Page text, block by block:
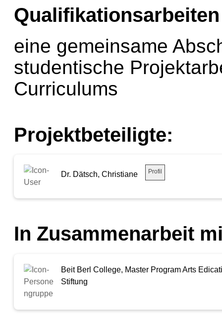
eine gemeinsame
studentische
Curriculums
Projektbeteiligte:
Dr. Dätsch, Christiane Profil
In Zusammenarbeit
Beit Berl College, Master Program Arts
Stiftung